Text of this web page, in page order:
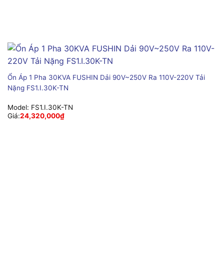
Ổn Áp 1 Pha 30KVA FUSHIN Dải 90V~250V Ra 110V-220V Tải
Nặng FS1.I.30K-TN
Model: FS1.I.30K-TN
Giá:24,320,000₫